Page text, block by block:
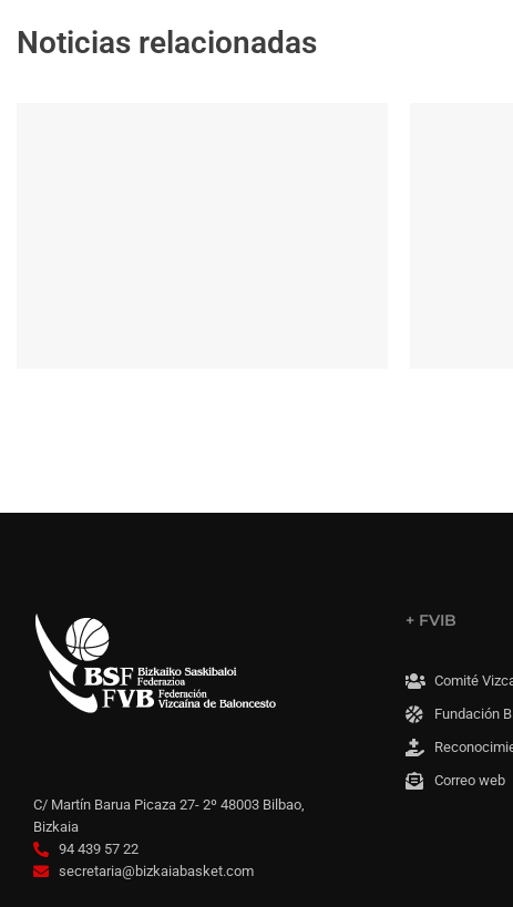
Noticias relacionadas
C/ Martín Barua Picaza 27- 2º 48003 Bilbao,
Bizkaia
94 439 57 22
secretaria@bizkaiabasket.com
+ FVIB
Comité
Fundación
Correo web